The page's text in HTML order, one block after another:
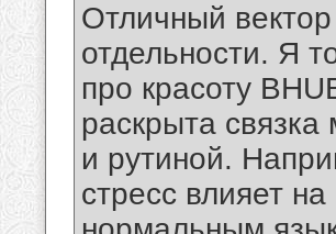
Отличный
отдельности. Я
про красоту
раскрыта
и рутиной.
стресс влияет